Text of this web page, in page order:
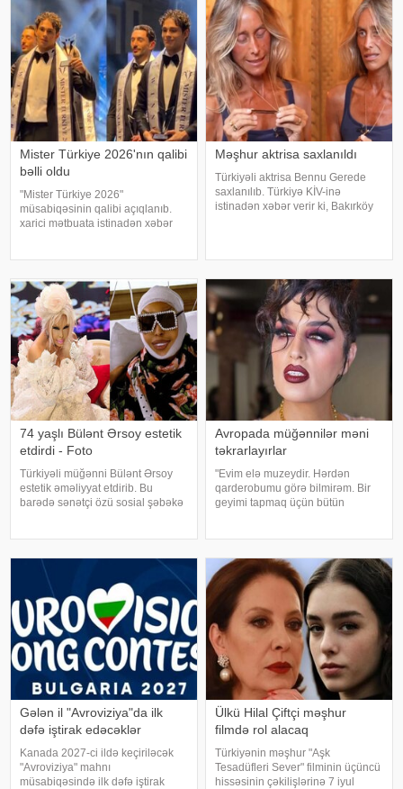
Mister Türkiye 2026'nın qalibi
bəlli oldu
"Mister Türkiye 2026"
müsabiqəsinin qalibi açıqlanıb.
xarici mətbuata istinadən xəbər
Navdar birinci olaraq "Miste
Məşhur aktrisa saxlanıldı
Türkiyəli aktrisa Bennu Gerede
saxlanılıb. Türkiyə KİV-inə
istinadən xəbər verir ki, Bakırköy
fikirlərlə bağlı "ədəbsizlik" ittiham
74 yaşlı Bülənt Ərsoy estetik
etdirdi - Foto
Türkiyəli müğənni Bülənt Ərsoy
estetik əməliyyat etdirib. Bu
barədə sənətçi özü sosial şəbəkə
edib:. "Hörmətli izləyicilərim
Avropada müğənnilər məni
təkrarlayırlar
"Evim elə muzeydir. Hərdən
qarderobumu görə bilmirəm. Bir
geyimi tapmaq üçün bütün
bildirir ki, bu sözləri Əməkdar artis
Gələn il "Avroviziya"da ilk
dəfə iştirak edəcəklər
Kanada 2027-ci ildə keçiriləcək
"Avroviziya" mahnı
müsabiqəsində ilk dəfə iştirak
Ülkü Hilal Çiftçi məşhur
filmdə rol alacaq
Türkiyənin məşhur "Aşk
Tesadüfleri Sever" filminin üçüncü
hissəsinin çəkilişlərinə 7 iyul